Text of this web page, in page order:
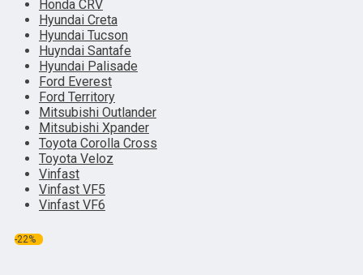
Honda CRV
Hyundai Creta
Hyundai Tucson
Huyndai Santafe
Hyundai Palisade
Ford Everest
Ford Territory
Mitsubishi Outlander
Mitsubishi Xpander
Toyota Corolla Cross
Toyota Veloz
Vinfast
Vinfast VF5
Vinfast VF6
-22%